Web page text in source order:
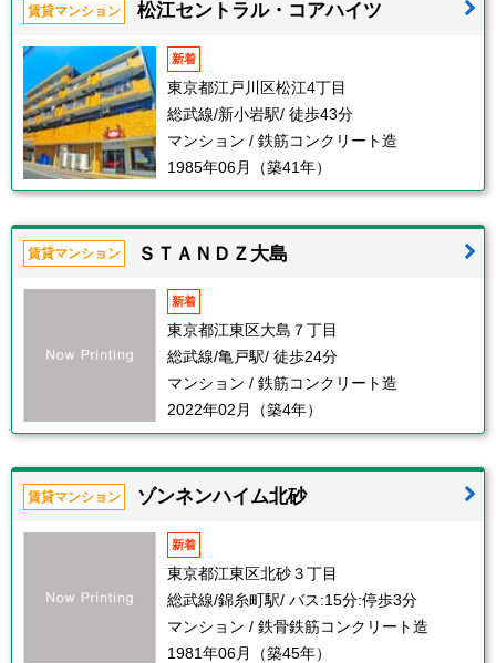
賃貸マンション 松江セントラル・コアハイツ
新着
東京都江戸川区松江4丁目
総武線/新小岩駅/ 徒歩43分
マンション / 鉄筋コンクリート造
1985年06月（築41年）
賃貸マンション ＳＴＡＮＤＺ大島
新着
東京都江東区大島７丁目
総武線/亀戸駅/ 徒歩24分
マンション / 鉄筋コンクリート造
2022年02月（築4年）
賃貸マンション ゾンネンハイム北砂
新着
東京都江東区北砂３丁目
総武線/錦糸町駅/ バス:15分:停歩3分
マンション / 鉄骨鉄筋コンクリート造
1981年06月（築45年）